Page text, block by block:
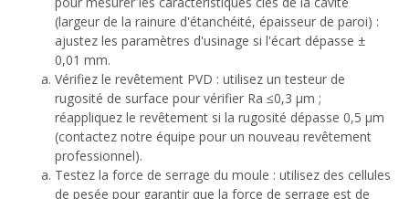
(largeur de la rainure d'étanchéité, épaisseur de paroi) :
ajustez les paramètres d'usinage si l'écart dépasse ±
0,01 mm.
Vérifiez le revêtement PVD : utilisez un testeur de
rugosité de surface pour vérifier Ra ≤0,3 μm ;
réappliquez le revêtement si la rugosité dépasse 0,5 μm
(contactez notre équipe pour un nouveau revêtement
professionnel).
Testez la force de serrage du moule : utilisez des cellules
de pesée pour garantir que la force de serrage est de